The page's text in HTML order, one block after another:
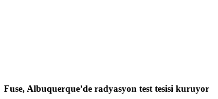
Fuse, Albuquerque’de radyasyon test tesisi kuruyor